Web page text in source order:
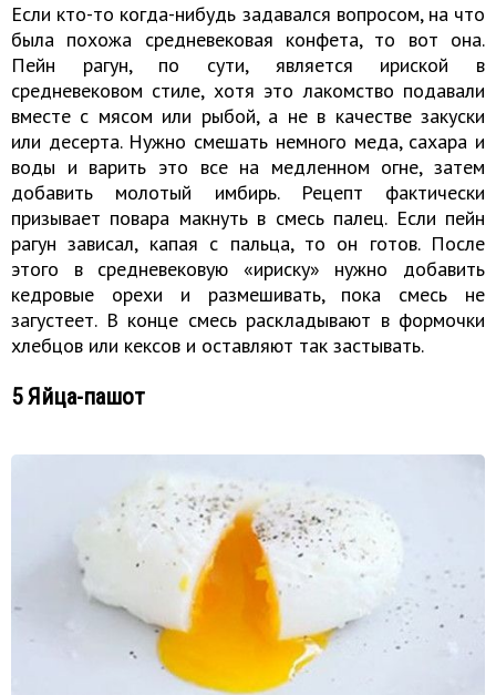
Если кто-то когда-нибудь задавался вопросом, на что
была похожа средневековая конфета, то вот она.
Пейн рагун, по сути, является ириской в
средневековом стиле, хотя это лакомство подавали
вместе с мясом или рыбой, а не в качестве закуски
или десерта. Нужно смешать немного меда, сахара и
воды и варить это все на медленном огне, затем
добавить молотый имбирь. Рецепт фактически
призывает повара макнуть в смесь палец. Если пейн
рагун зависал, капая с пальца, то он готов. После
этого в средневековую «ириску» нужно добавить
кедровые орехи и размешивать, пока смесь не
загустеет. В конце смесь раскладывают в формочки
хлебцов или кексов и оставляют так застывать.
5 Яйца-пашот